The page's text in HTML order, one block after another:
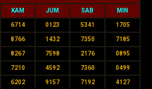
KAM JUM SAB MIN
6714 0123 5341 1705
8766 1432 7350 7185
8267 7598 2176 0895
7210 4592 7360 0499
6202 9157 7192 4127